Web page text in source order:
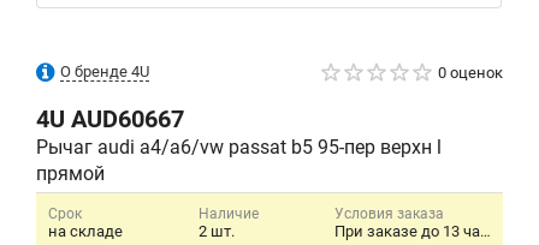
О бренде 4U 0 оценок
4U AUD60667
Рычаг audi a4/a6/vw passat b5 95-пер верхн l
прямой
Срок
на складе
Наличие
2 шт.
Условия заказа
При заказе до 13 часов будет день в день. Заказ от 400 р.